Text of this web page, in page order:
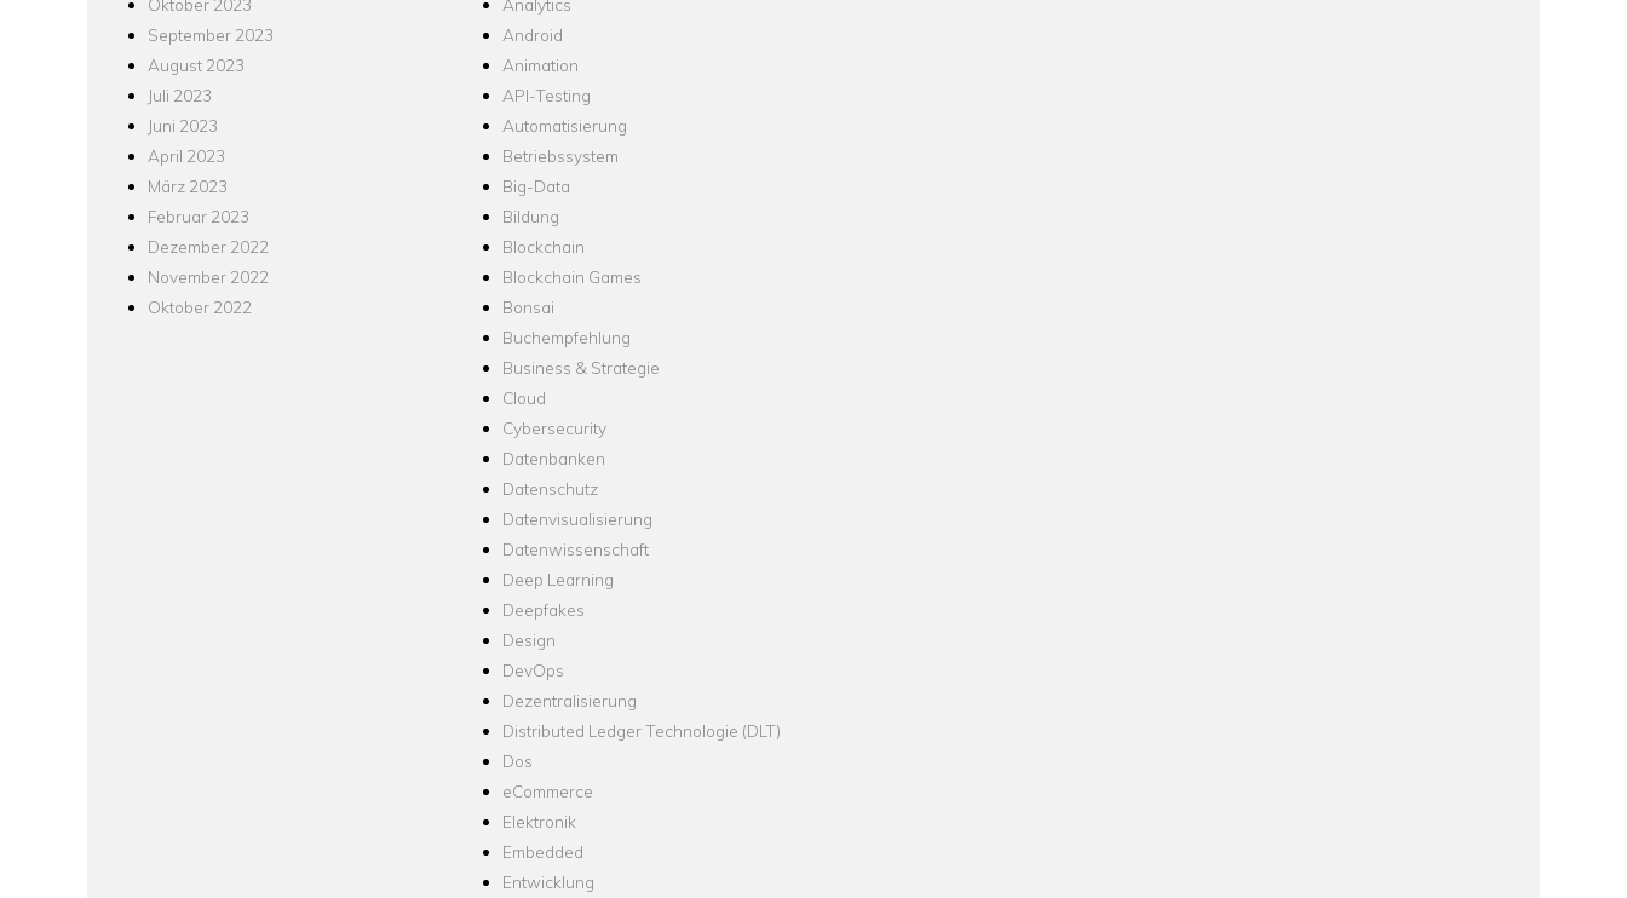
Oktober 2023
September 2023
August 2023
Juli 2023
Juni 2023
April 2023
März 2023
Februar 2023
Dezember 2022
November 2022
Oktober 2022
Analytics
Android
Animation
API-Testing
Automatisierung
Betriebssystem
Big-Data
Bildung
Blockchain
Blockchain Games
Bonsai
Buchempfehlung
Business & Strategie
Cloud
Cybersecurity
Datenbanken
Datenschutz
Datenvisualisierung
Datenwissenschaft
Deep Learning
Deepfakes
Design
DevOps
Dezentralisierung
Distributed Ledger Technologie (DLT)
Dos
eCommerce
Elektronik
Embedded
Entwicklung